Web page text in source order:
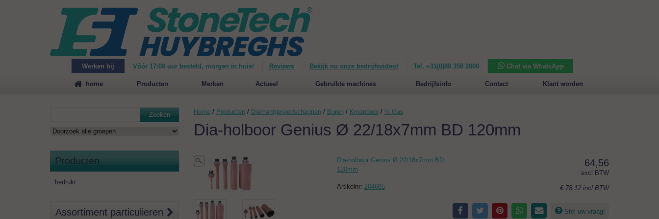
Werken bij Vóór 17:00 uur besteld, morgen in huis! Reviews Bekijk nu onze bedrijfsvideo! Tel. +31(0)88 350 2000
Chat via WhatsApp
Maak
vrijblijvend een afspraak voor een demonstratie van de Mirage 1500 Nieuw op de website: selecteer nu op merken! Nieuw in het assortiment: Sansone Collection
home Producten Merken Actueel Gebruikte machines Bedrijfsinfo Contact Klant worden
Zoeken
Producten
bedrukt
Assortiment particulieren
Home / Producten/ Diamantgereedschappen/ Boren/ Kroonboor/ ½ Gas
Dia-holboor Genius Ø 22/18x7mm BD 120mm
Dia-holboor Genius Ø 22/18x7mm BD
120mm
Artikelnr: 204685
64,56
excl BTW
€ 78,12 incl BTW
Stel uw vraag!